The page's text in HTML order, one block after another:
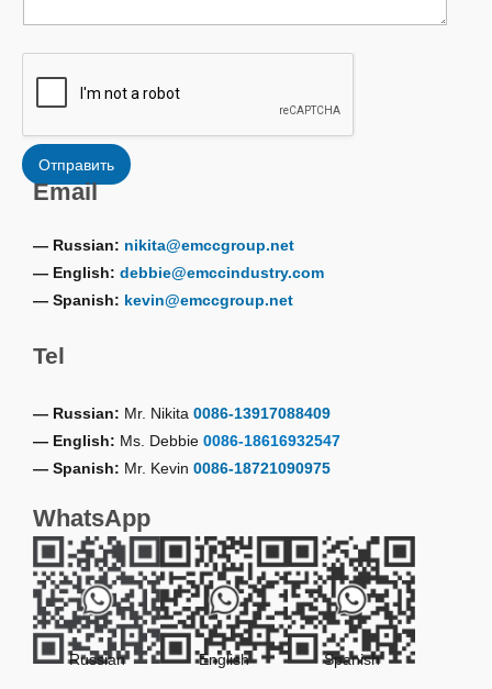
息
*
Отправить
Email
— Russian: nikita@emccgroup.net
— English: debbie@emccindustry.com
— Spanish: kevin@emccgroup.net
Tel
— Russian: Mr. Nikita 0086-13917088409
— English: Ms. Debbie 0086-18616932547
— Spanish: Mr. Kevin 0086-18721090975
WhatsApp
Russian English Spanish